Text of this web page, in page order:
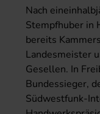
Nach
Stempfhuber in
bereits
Landesmeister
Gesellen. In
Bundessieger,
Südwestfunk-